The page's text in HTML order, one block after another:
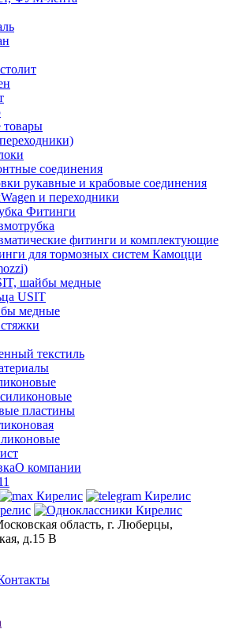
соединения
рукавные и крабовые соединения
и переходники
Фитинги
фитинги и комплектующие
для тормозных систем Камоцци
шайбы медные
USIT
медные
текстиль
пластины
О компании
область, г. Люберцы,
д.15 В